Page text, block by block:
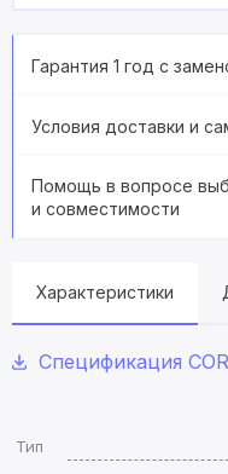
Гарантия 1 год с
Условия доставки и
Помощь в вопросе
и совместимости
Характеристики
Спецификация
Тип